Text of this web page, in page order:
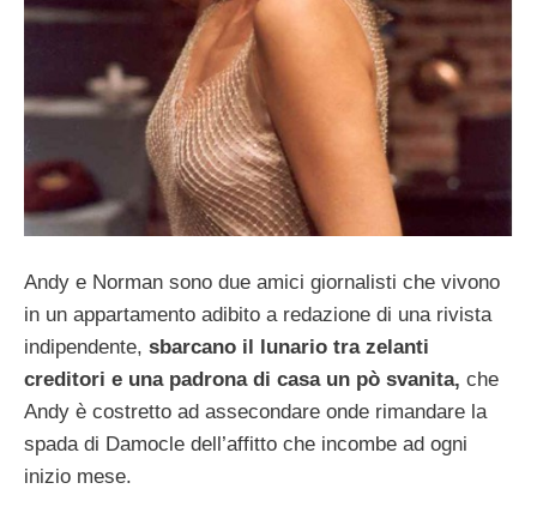
Andy e Norman sono due amici giornalisti che vivono
in un appartamento adibito a redazione di una rivista
indipendente, sbarcano il lunario tra zelanti
creditori e una padrona di casa un pò svanita, che
Andy è costretto ad assecondare onde rimandare la
spada di Damocle dell’affitto che incombe ad ogni
inizio mese.